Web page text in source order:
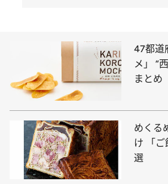
47都道
メ」 “
まとめ
めくる
け 「
選